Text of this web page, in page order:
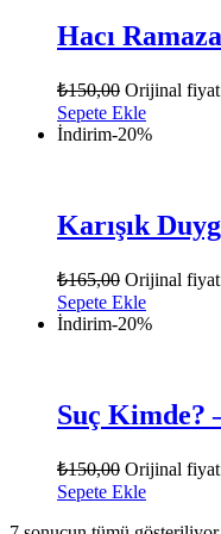
Hacı
₺150,00 Orijinal
Sepete Ekle
İndirim-20%
Karışık
₺165,00 Orijinal
Sepete Ekle
İndirim-20%
Suç Kimde?
₺150,00 Orijinal
Sepete Ekle